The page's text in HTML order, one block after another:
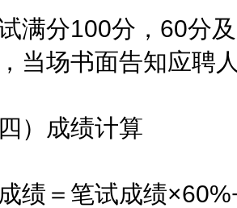
分100分，60分及
当场书面告知应聘
成绩计算
＝笔试成绩